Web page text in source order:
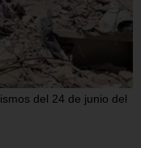
del 24 de junio del